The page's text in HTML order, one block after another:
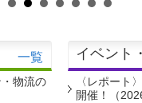
一覧
物流の
イベント
〈レポート
開催！（